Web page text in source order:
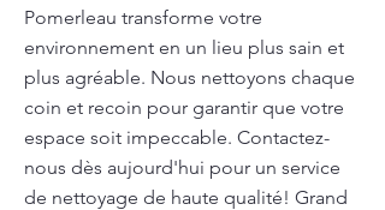
Pomerleau transforme votre
environnement en un lieu plus sain et
plus agréable. Nous nettoyons chaque
coin et recoin pour garantir que votre
espace soit impeccable. Contactez-
nous dès aujourd'hui pour un service
de nettoyage de haute qualité! Grand